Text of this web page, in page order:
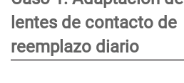
lentes de contacto de
reemplazo diario